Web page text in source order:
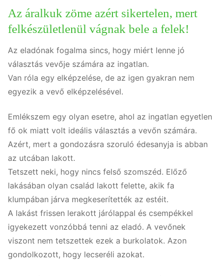
Az áralkuk zöme azért sikertelen, mert
felkészületlenül vágnak bele a felek!
Az eladónak fogalma sincs, hogy miért lenne jó
választás vevője számára az ingatlan.
Van róla egy elképzelése, de az igen gyakran nem
egyezik a vevő elképzelésével.
Emlékszem egy olyan esetre, ahol az ingatlan egyetlen
fő ok miatt volt ideális választás a vevőn számára.
Azért, mert a gondozásra szoruló édesanyja is abban
az utcában lakott.
Tetszett neki, hogy nincs felső szomszéd. Előző
lakásában olyan család lakott felette, akik fa
klumpában járva megkeserítették az estéit.
A lakást frissen lerakott járólappal és csempékkel
igyekezett vonzóbbá tenni az eladó. A vevőnek
viszont nem tetszettek ezek a burkolatok. Azon
gondolkozott, hogy lecseréli azokat.